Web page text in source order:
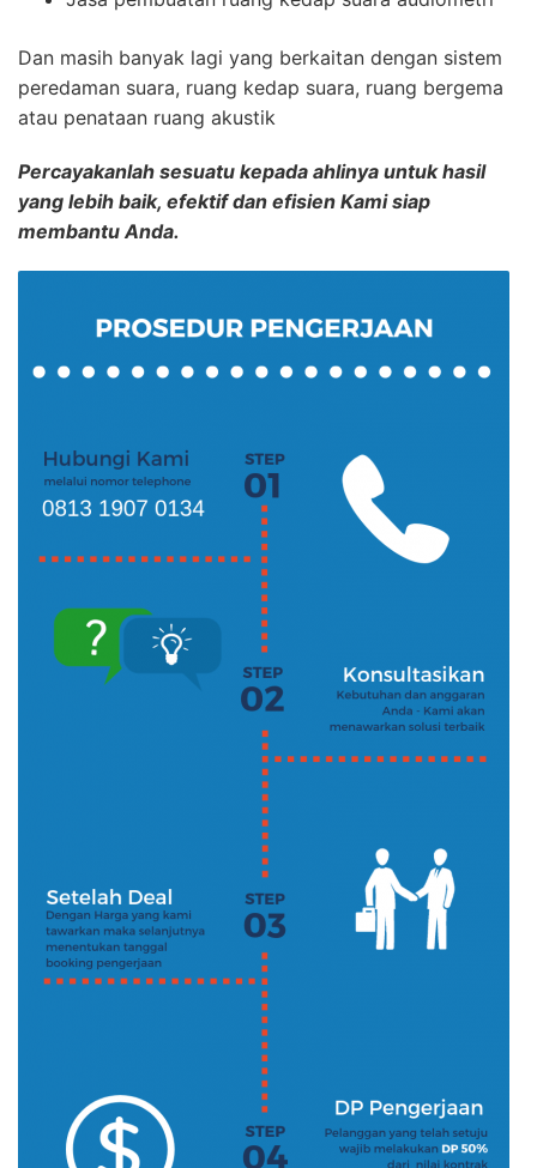
Dan masih banyak lagi yang berkaitan dengan sistem
peredaman suara, ruang kedap suara, ruang bergema
atau penataan ruang akustik
Percayakanlah sesuatu kepada ahlinya untuk hasil
yang lebih baik, efektif dan efisien Kami siap
membantu Anda.